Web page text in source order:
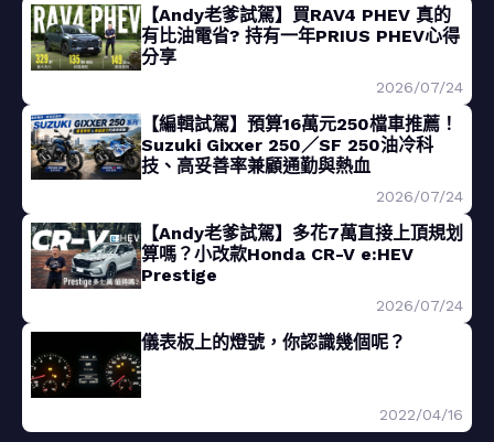
【Andy老爹試駕】買RAV4 PHEV 真的
有比油電省? 持有一年PRIUS PHEV心得
分享
2026/07/24
【編輯試駕】預算16萬元250檔車推薦！
Suzuki Gixxer 250／SF 250油冷科
技、高妥善率兼顧通勤與熱血
2026/07/24
【Andy老爹試駕】多花7萬直接上頂規划
算嗎？小改款Honda CR-V e:HEV
Prestige
2026/07/24
儀表板上的燈號，你認識幾個呢？
2022/04/16